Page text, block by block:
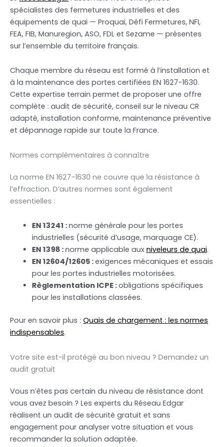
spécialistes des fermetures industrielles et des
équipements de quai — Proquai, Défi Fermetures, NFI,
FEA, FIB, Manuregion, ASO, FDL et Sezame — présentes
sur l’ensemble du territoire français.
Chaque membre du réseau est formé à l’installation et
à la maintenance des portes certifiées EN 1627-1630.
Cette expertise terrain permet de proposer une offre
complète : audit de sécurité, conseil sur le niveau CR
adapté, installation conforme, maintenance préventive
et dépannage rapide sur toute la France.
Normes complémentaires à connaître
La norme EN 1627-1630 ne couvre que la résistance à
l’effraction. D’autres normes sont également
essentielles :
EN 13241 :norme générale pour les portes
industrielles (sécurité d’usage, marquage CE).
EN 1398 :norme applicable aux niveleurs de quai.
EN 12604/12605 :exigences mécaniques et essais
pour les portes industrielles motorisées.
Règlementation ICPE :obligations spécifiques
pour les installations classées.
Pour en savoir plus : Quais de chargement : les normes
indispensables.
Votre site est-il protégé au bon niveau ? Demandez un
audit gratuit
Vous n’êtes pas certain du niveau de résistance dont
vous avez besoin ? Les experts du Réseau Edgar
réalisent un audit de sécurité gratuit et sans
engagement pour analyser votre situation et vous
recommander la solution adaptée.